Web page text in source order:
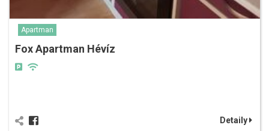
Apartman
Fox Apartman Hévíz
Detaily